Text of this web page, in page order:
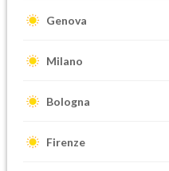
Genova
Milano
Bologna
Firenze